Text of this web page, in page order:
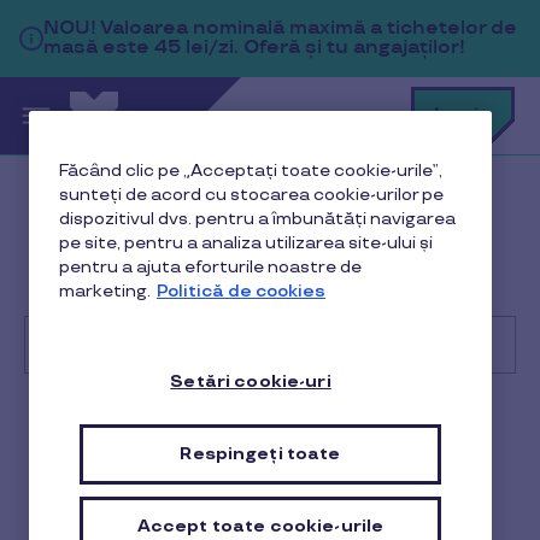
Sari la conținutul principal
Login
Help Center Client
Administrare beneficii și comenzi
Cum știu angajații mei cât mai au disponibil pe card?
ajuta?
Client
Cum știu angajații mei cât
NOU! Valoarea nominală maximă a tichetelor de
masă este 45 lei/zi. Oferă și tu angajaților!
Făcând clic pe „Acceptați toate cookie-urile”,
sunteți de acord cu stocarea cookie-urilor pe
dispozitivul dvs. pentru a îmbunătăți navigarea
pe site, pentru a analiza utilizarea site-ului și
pentru a ajuta eforturile noastre de
marketing. Politică de cookies
Setări cookie-uri
Respingeți toate
Accept toate cookie-urile